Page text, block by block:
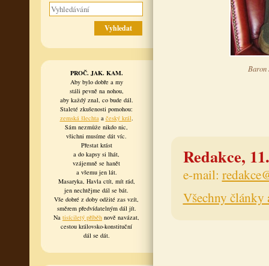
PROČ. JAK. KAM.
Aby bylo dobře a my
stáli pevně na nohou,
aby každý znal, co bude dál.
Staleté zkušenosti pomohou:
zemská šlechtaa český král.
Sám nezmůže nikdo nic,
všichni musíme dát víc.
Přestat krást
a do kapsy si lhát,
vzájemně se hanět
a všemu jen lát.
Masaryka, Havla ctít, mít rád,
jen nechtějme dál se bát.
Vše dobré z doby odžité zas vzít,
směrem předvídatelným dál jít.
Na tisíciletý příběh nově navázat,
cestou královsko-konstituční
dál se dát.
Redakce,
e-mail:
Všechny články